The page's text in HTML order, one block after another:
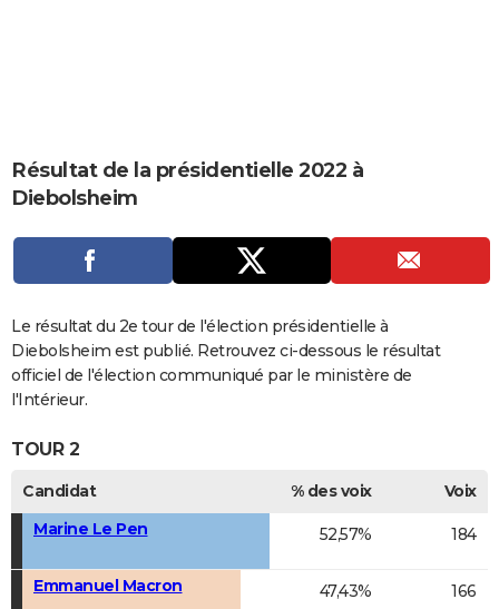
CARTE DE VOEUX
Carte de Noël
Carte Bonne année
Carte Saint-Valentin
Carte Pâques
Carte d'anniversaire
DICTIONNAIRE
Dictionnaire
Biographies
Expressions
Proverbes
PROGRAMME TV
S'inscrire
Se connecter
Lycées
Collèges
Primaires
Universités
Entreprises
Service militaire
Avis de recherche
AVIS DE DÉCÈS
Résultat de la présidentielle 2022 à
Diebolsheim
Le résultat du 2e tour de l'élection présidentielle à
Diebolsheim est publié. Retrouvez ci-dessous le résultat
officiel de l'élection communiqué par le ministère de
l'Intérieur.
TOUR 2
Candidat % des voix
Voix
Marine Le Pen
52,57% 184
Emmanuel Macron 47,43% 166